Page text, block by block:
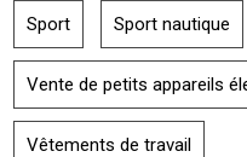
Sport Sport nautique
Vente de petits appareils
Vêtements de travail